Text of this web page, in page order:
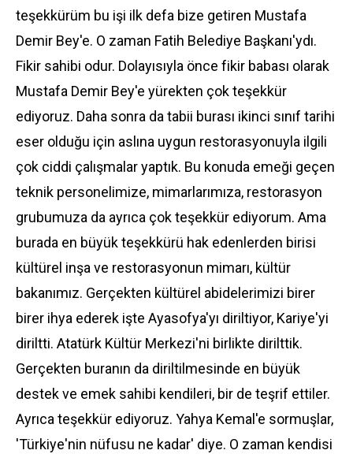
teşekkürüm bu işi ilk defa bize getiren Mustafa
Demir Bey'e. O zaman Fatih Belediye Başkanı'ydı.
Fikir sahibi odur. Dolayısıyla önce fikir babası olarak
Mustafa Demir Bey'e yürekten çok teşekkür
ediyoruz. Daha sonra da tabii burası ikinci sınıf tarihi
eser olduğu için aslına uygun restorasyonuyla ilgili
çok ciddi çalışmalar yaptık. Bu konuda emeği geçen
teknik personelimize, mimarlarımıza, restorasyon
grubumuza da ayrıca çok teşekkür ediyorum. Ama
burada en büyük teşekkürü hak edenlerden birisi
kültürel inşa ve restorasyonun mimarı, kültür
bakanımız. Gerçekten kültürel abidelerimizi birer
birer ihya ederek işte Ayasofya'yı diriltiyor, Kariye'yi
diriltti. Atatürk Kültür Merkezi'ni birlikte dirilttik.
Gerçekten buranın da diriltilmesinde en büyük
destek ve emek sahibi kendileri, bir de teşrif ettiler.
Ayrıca teşekkür ediyoruz. Yahya Kemal'e sormuşlar,
'Türkiye'nin nüfusu ne kadar' diye. O zaman kendisi